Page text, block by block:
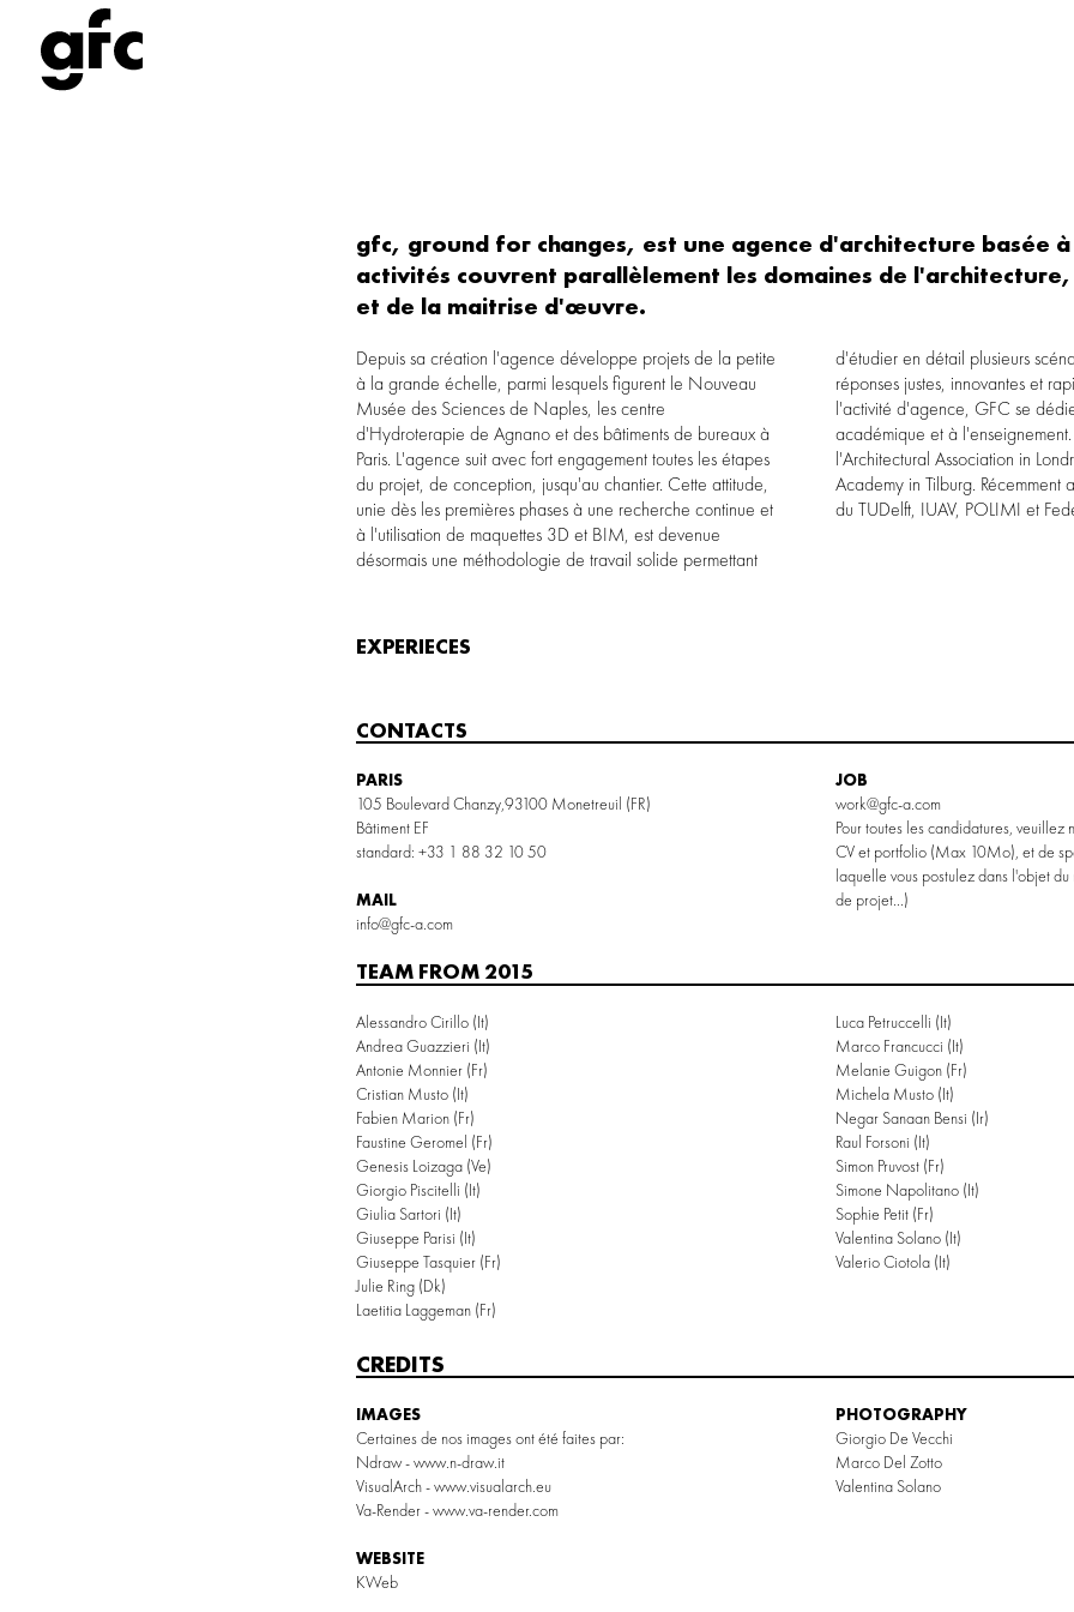
gfc, ground for changes, est une agence d'architecture basée à
activités couvrent parallèlement les domaines de
et de la maitrise d'œuvre.
Depuis sa création l'agence développe projets de la petite
à la grande échelle, parmi lesquels figurent le Nouveau
Musée des Sciences de Naples, les centre
d'Hydroterapie de Agnano et des bâtiments de bureaux à
Paris. L'agence suit avec fort engagement toutes les étapes
du projet, de conception, jusqu'au chantier. Cette attitude,
unie dès les premières phases à une recherche continue et
à l'utilisation de maquettes 3D et BIM, est devenue
désormais une méthodologie de travail solide permettant
d'étudier en détail plusieurs scénarios et de générer des
réponses justes, innovantes et rapides. Parallèlement à
l'activité d'agence, GFC se dédie à la recherche
académique et à l'enseignement. GFC enseigne à
l'Architectural Association in Londres et à la Fontys
Academy in Tilburg. Récemment a tenu des cours auprès
du TUDelft, IUAV, POLIMI et
EXPERIECES
CONTACTS
PARIS
105 Boulevard Chanzy,93100 Monetreuil (FR)
Bâtiment EF
standard: +33 1 88 32 10 50
MAIL
info@gfc-a.com
JOB
work@gfc-a.com
Pour toutes les candidatures, veuillez
CV et portfolio (Max 10Mo), et de spécifier la qualification pour
laquelle vous postulez dans l'objet
de projet...)
TEAM FROM 2015
Alessandro Cirillo (it)
Andrea Guazzieri (it)
Antonie Monnier (fr)
Cristian Musto (it)
Fabien Marion (fr)
Faustine Geromel (fr)
Genesis Loizaga (Ve)
Giorgio Piscitelli (it)
Giulia Sartori (it)
Giuseppe Parisi (it)
Giuseppe Tasquier (fr)
Julie Ring (dk)
Laetitia Laggeman (fr)
Luca Petruccelli (it)
Marco Francucci (it)
Melanie Guigon (fr)
Michela Musto (it)
Negar Sanaan Bensi (ir)
Raul Forsoni (it)
Simon Pruvost (Fr)
Simone Napolitano (it)
Sophie Petit (fr)
Valentina Solano (it)
Valerio Ciotola (it)
CREDITS
IMAGES
Certaines de nos images ont été faites par:
Ndraw -www.n-draw.it
VisualArch -www.visualarch.eu
Va-Render -www.va-render.com
WEBSITE
KWeb
PHOTOGRAPHY
Giorgio De Vecchi
Marco Del Zotto
Valentina Solano